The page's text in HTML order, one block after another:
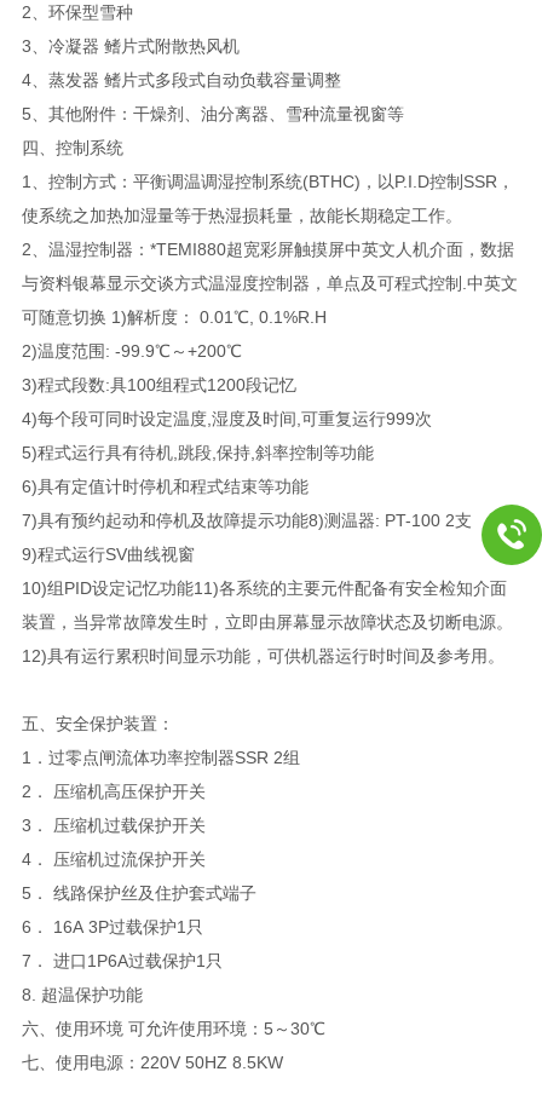
2、环保型雪种
3、冷凝器 鳍片式附散热风机
4、蒸发器 鳍片式多段式自动负载容量调整
5、其他附件：干燥剂、油分离器、雪种流量视窗等
四、控制系统
1、控制方式：平衡调温调湿控制系统(BTHC)，以P.I.D控制SSR，
使系统之加热加湿量等于热湿损耗量，故能长期稳定工作。
2、温湿控制器：*TEMI880超宽彩屏触摸屏中英文人机介面，数据
与资料银幕显示交谈方式温湿度控制器，单点及可程式控制.中英文
可随意切换 1)解析度： 0.01℃, 0.1%R.H
2)温度范围: -99.9℃～+200℃
3)程式段数:具100组程式1200段记忆
4)每个段可同时设定温度,湿度及时间,可重复运行999次
5)程式运行具有待机,跳段,保持,斜率控制等功能
6)具有定值计时停机和程式结束等功能
7)具有预约起动和停机及故障提示功能8)测温器: PT-100 2支
9)程式运行SV曲线视窗
10)组PID设定记忆功能11)各系统的主要元件配备有安全检知介面
装置，当异常故障发生时，立即由屏幕显示故障状态及切断电源。
12)具有运行累积时间显示功能，可供机器运行时时间及参考用。
五、安全保护装置：
1．过零点闸流体功率控制器SSR 2组
2． 压缩机高压保护开关
3． 压缩机过载保护开关
4． 压缩机过流保护开关
5． 线路保护丝及住护套式端子
6． 16A 3P过载保护1只
7． 进口1P6A过载保护1只
8. 超温保护功能
六、使用环境 可允许使用环境：5～30℃
七、使用电源：220V 50HZ 8.5KW